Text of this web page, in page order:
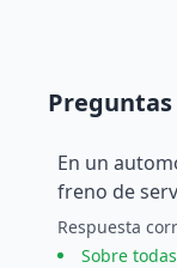
En un
freno de
Respuesta
Sobre